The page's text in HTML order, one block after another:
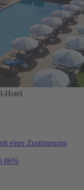
Hotel
einer Zustimmung
86%